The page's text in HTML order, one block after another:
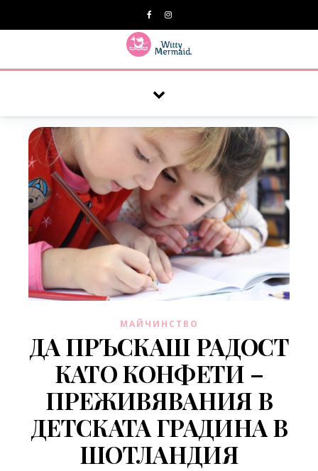
МАЙЧИНСТВО
ДА ПРЪСКАШ РАДОСТ
КАТО КОНФЕТИ –
ПРЕЖИВЯВАНИЯ В
ДЕТСКАТА ГРАДИНА В
ШОТЛАНДИЯ